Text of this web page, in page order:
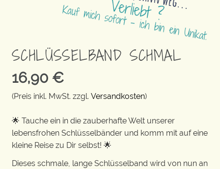
SCHLÜSSELBAND SCHMAL
16,90 €
(Preis inkl. MwSt. zzgl. Versandkosten)
🌟 Tauche ein in die zauberhafte Welt unserer
lebensfrohen Schlüsselbänder und komm mit auf eine
kleine Reise zu Dir selbst! 🌟
Dieses schmale, lange Schlüsselband wird von nun an